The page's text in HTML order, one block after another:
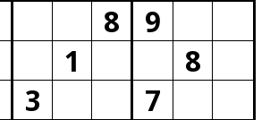
8
9
1
8
3
7